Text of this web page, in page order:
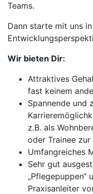
Teams.
Dann starte mit uns
Wir bieten Dir:
Attraktives
fast keinem
Spannende und
z.B. als
oder Trainee
Umfangreiches
Sehr gut
„Pflegepuppen“
Praxisanleiter